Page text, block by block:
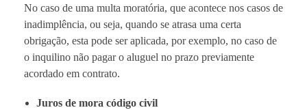
No caso de uma multa moratória, que acontece nos casos de
inadimplência, ou seja, quando se atrasa uma certa
obrigação, esta pode ser aplicada, por exemplo, no caso de
o inquilino não pagar o aluguel no prazo previamente
acordado em contrato.
Juros de mora código civil